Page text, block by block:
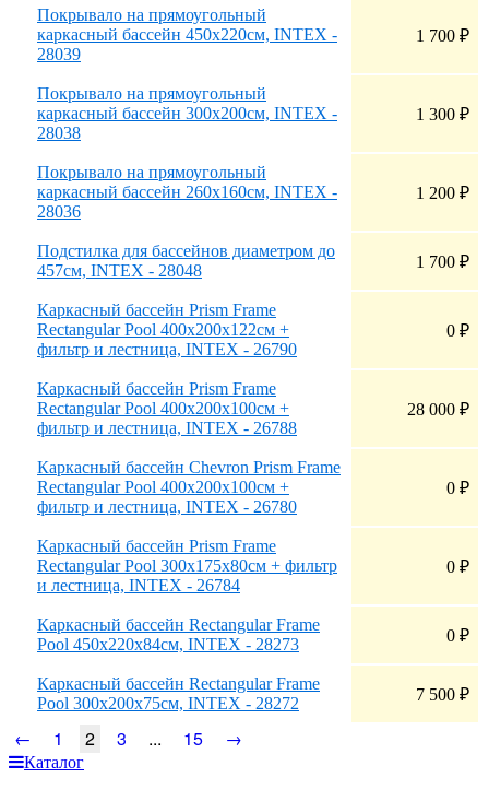
Покрывало на прямоугольный
каркасный бассейн 450х220см, INTEX -
28039
1 700 ₽
Покрывало на прямоугольный
каркасный бассейн 300х200см, INTEX -
28038
1 300 ₽
Покрывало на прямоугольный
каркасный бассейн 260х160см, INTEX -
28036
1 200 ₽
Подстилка для бассейнов диаметром до
457см, INTEX - 28048
1 700 ₽
Каркасный бассейн Prism Frame
Rectangular Pool 400х200х122см +
фильтр и лестница, INTEX - 26790
0 ₽
Каркасный бассейн Prism Frame
Rectangular Pool 400х200х100см +
фильтр и лестница, INTEX - 26788
28 000 ₽
Каркасный бассейн Chevron Prism Frame
Rectangular Pool 400х200х100см +
фильтр и лестница, INTEX - 26780
0 ₽
Каркасный бассейн Prism Frame
Rectangular Pool 300х175х80см + фильтр
и лестница, INTEX - 26784
0 ₽
Каркасный бассейн Rectangular Frame
Pool 450х220х84см, INTEX - 28273
0 ₽
Каркасный бассейн Rectangular Frame
Pool 300х200х75см, INTEX - 28272
7 500 ₽
← 1 2 3 ... 15 →
Каталог